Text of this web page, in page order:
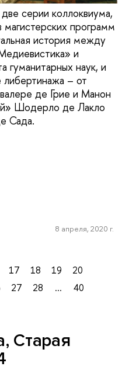
серии коллоквиума,
программ
история между
и
гуманитарных наук, и
либертинажа – от
де Грие и Манон
Шодерло де Лакло
Сада.
8 апреля, 2020 г.
17 18 19
20
27 28 ... 40
Старая